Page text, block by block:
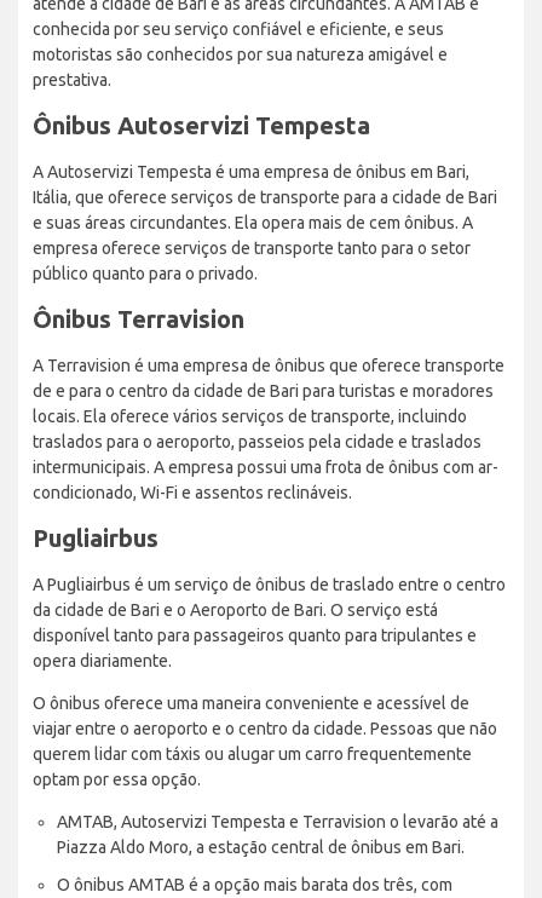
conhecida por seu serviço confiável e eficiente, e seus
motoristas são conhecidos por sua natureza amigável e
prestativa.
Ônibus Autoservizi Tempesta
A Autoservizi Tempesta é uma empresa de ônibus em Bari,
Itália, que oferece serviços de transporte para a cidade de Bari
e suas áreas circundantes. Ela opera mais de cem ônibus. A
empresa oferece serviços de transporte tanto para o setor
público quanto para o privado.
Ônibus Terravision
A Terravision é uma empresa de ônibus que oferece transporte
de e para o centro da cidade de Bari para turistas e moradores
locais. Ela oferece vários serviços de transporte, incluindo
traslados para o aeroporto, passeios pela cidade e traslados
intermunicipais. A empresa possui uma frota de ônibus com ar-
condicionado, Wi-Fi e assentos reclináveis.
Pugliairbus
A Pugliairbus é um serviço de ônibus de traslado entre o centro
da cidade de Bari e o Aeroporto de Bari. O serviço está
disponível tanto para passageiros quanto para tripulantes e
opera diariamente.
O ônibus oferece uma maneira conveniente e acessível de
viajar entre o aeroporto e o centro da cidade. Pessoas que não
querem lidar com táxis ou alugar um carro frequentemente
optam por essa opção.
AMTAB, Autoservizi Tempesta e Terravision o levarão até a
Piazza Aldo Moro, a estação central de ônibus em Bari.
O ônibus AMTAB é a opção mais barata dos três, com